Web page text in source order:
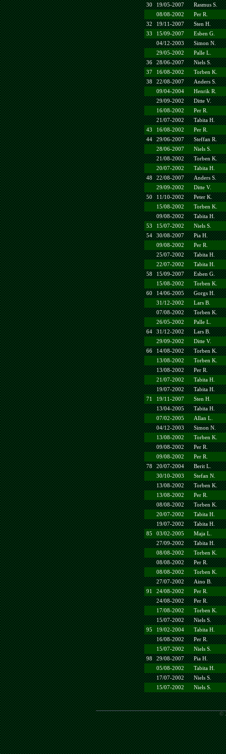
30
19/05-2007
Rasmus S.
08/08-2002
Per R.
32
19/11-2007
Sten H.
33
15/09-2007
Esben G.
04/12-2003
Simon N.
29/05-2002
Palle L.
36
28/06-2007
Niels S.
37
16/08-2002
Torben K.
38
22/08-2007
Anders S.
09/04-2004
Henrik R.
29/09-2002
Ditte V.
16/08-2002
Per R.
21/07-2002
Tabita H.
43
16/08-2002
Per R.
44
29/06-2007
Steffan R.
28/06-2007
Niels S.
21/08-2002
Torben K.
20/07-2002
Tabita H.
48
22/08-2007
Anders S.
29/09-2002
Ditte V.
50
11/10-2002
Peter K.
15/08-2002
Torben K.
09/08-2002
Tabita H.
53
15/07-2002
Niels S.
54
30/08-2007
Pia H.
09/08-2002
Per R.
25/07-2002
Tabita H.
22/07-2002
Tabita H.
58
15/09-2007
Esben G.
15/08-2002
Torben K.
60
14/06-2005
Gorgs H.
31/12-2002
Lars B.
07/08-2002
Torben K.
26/05-2002
Palle L.
64
31/12-2002
Lars B.
29/09-2002
Ditte V.
66
14/08-2002
Torben K.
13/08-2002
Torben K.
13/08-2002
Per R.
21/07-2002
Tabita H.
19/07-2002
Tabita H.
71
19/11-2007
Sten H.
13/04-2005
Tabita H.
07/02-2005
Allan L.
04/12-2003
Simon N.
13/08-2002
Torben K.
09/08-2002
Per R.
09/08-2002
Per R.
78
20/07-2004
Berit L.
30/10-2003
Stefan N.
13/08-2002
Torben K.
13/08-2002
Per R.
08/08-2002
Torben K.
20/07-2002
Tabita H.
19/07-2002
Tabita H.
85
03/02-2005
Maja L.
27/09-2002
Tabita H.
08/08-2002
Torben K.
08/08-2002
Per R.
08/08-2002
Torben K.
27/07-2002
Aino B.
91
24/08-2002
Per R.
24/08-2002
Per R.
17/08-2002
Torben K.
15/07-2002
Niels S.
95
19/02-2004
Tabita H.
16/08-2002
Per R.
15/07-2002
Niels S.
98
29/08-2007
Pia H.
05/08-2002
Tabita H.
17/07-2002
Niels S.
15/07-2002
Niels S.
©